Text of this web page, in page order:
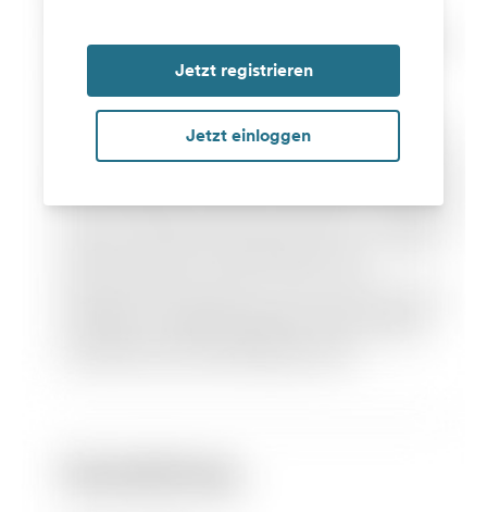
Jetzt registrieren
Jetzt einloggen